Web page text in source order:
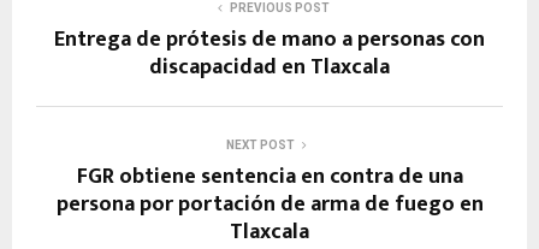
PREVIOUS POST
Entrega de prótesis de mano a personas con
discapacidad en Tlaxcala
NEXT POST
FGR obtiene sentencia en contra de una
persona por portación de arma de fuego en
Tlaxcala